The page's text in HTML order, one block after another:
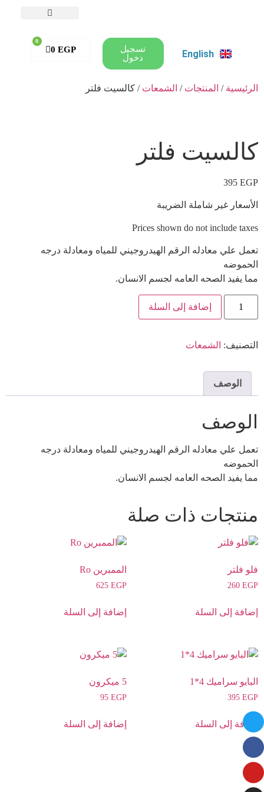
English
تسجيل
دخول
0 EGP
0
الرئيسية / المنتجات / الشمعات / كالسيت فلتر
كالسيت فلتر
395 EGP
الأسعار غير شاملة الضريبة
Prices shown do not include taxes
تعمل علي معادله الرقم الهيدروجيني للمياه ومعادلة درجه
الحموضه
مما يفيد الصحه العامه لجسم الانسان.
إضافة إلى السلة
التصنيف: الشمعات
الوصف
الوصف
تعمل علي معادله الرقم الهيدروجيني للمياه ومعادلة درجه
الحموضه
مما يفيد الصحه العامه لجسم الانسان.
منتجات ذات صلة
فلو فلتر
260 EGP
إضافة إلى السلة
الممبرين Ro
625EGP
إضافة إلى السلة
البايو سراميك 4*1
395 EGP
إضافة إلى السلة
5 ميكرون
95EGP
إضافة إلى السلة